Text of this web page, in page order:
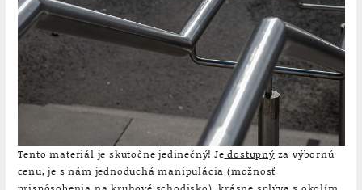
Tento materiál je skutočne jedinečný! Je dostupnýza výbornú
cenu, je s nám jednoduchá manipulácia (možnosť